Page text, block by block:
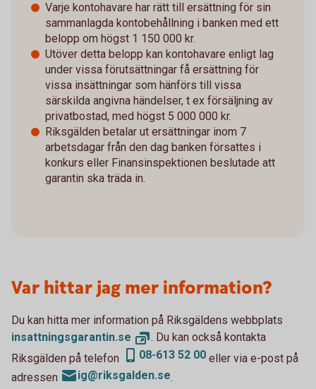
Varje kontohavare har rätt till ersättning för sin
sammanlagda kontobehållning i banken med ett
belopp om högst 1 150 000 kr.
Utöver detta belopp kan kontohavare enligt lag
under vissa förutsättningar få ersättning för
vissa insättningar som hänförs till vissa
särskilda angivna händelser, t ex försäljning av
privatbostad, med högst 5 000 000 kr.
Riksgälden betalar ut ersättningar inom 7
arbetsdagar från den dag banken försattes i
konkurs eller Finansinspektionen beslutade att
garantin ska träda in.
Var hittar jag mer information?
Du kan hitta mer information på Riksgäldens webbplats
insattningsgarantin.se
. Du kan också kontakta
Riksgälden på telefon
08-613 52 00 eller via e-post på
adressen
ig@riksgalden.se.